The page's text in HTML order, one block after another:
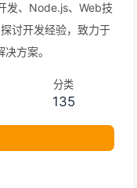
发、Node.js、Web技
讨开发经验，致力于
方案。
分类
135